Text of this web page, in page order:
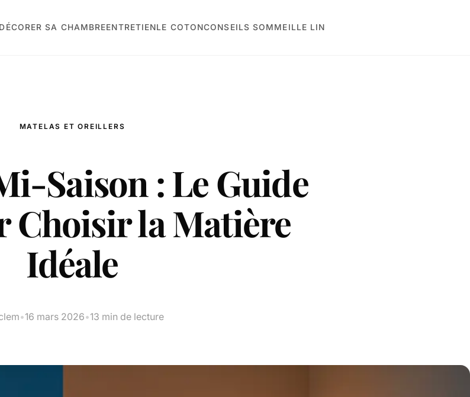
DÉCORER SA CHAMBREENTRETIENLE COTONCONSEILS SOMMEILLE LIN
MATELAS ET OREILLERS
Saison : Le Guide
Choisir la Matière
Idéale
•16 mars 2026•13 min de lecture